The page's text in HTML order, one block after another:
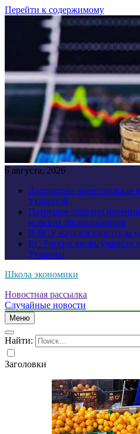
Перейти к содержимому
6 августа, 2026
Лантратова
Украиной
Патрушев отметил
морских беспилотников
В ВСУ начался хаос из-за
ВС России вновь ударили
Украины
Школа экономики
Новостная рассылка
Случайные новости
Меню
Найти:
Заголовки